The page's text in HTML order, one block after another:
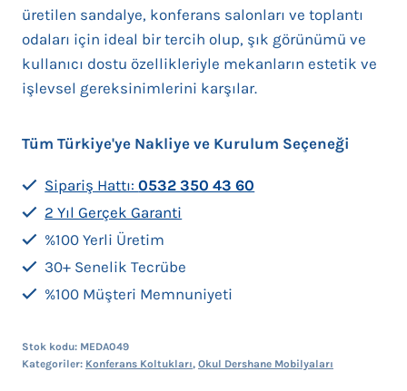
üretilen sandalye, konferans salonları ve toplantı
odaları için ideal bir tercih olup, şık görünümü ve
kullanıcı dostu özellikleriyle mekanların estetik ve
işlevsel gereksinimlerini karşılar.
Tüm Türkiye'ye Nakliye ve Kurulum Seçeneği
Sipariş Hattı:0532 350 43 60
2 Yıl Gerçek Garanti
%100 Yerli Üretim
30+ Senelik Tecrübe
%100 Müşteri Memnuniyeti
Stok kodu: MEDA049
Kategoriler: Konferans Koltukları, Okul Dershane Mobilyaları